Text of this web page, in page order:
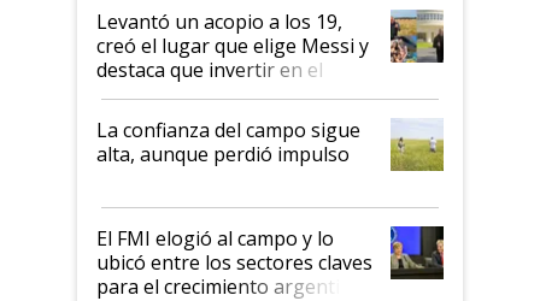
Levantó un acopio a los 19,
creó el lugar que elige Messi y
destaca que invertir en el
kirchnerismo era como "darle
plata a un hijo para droga":
Juan Félix Rossetti, el libertario
que de una dura crisis salió
de Milei
La confianza del campo sigue
alta, aunque perdió impulso
El FMI elogió al campo y lo
ubicó entre los sectores claves
para el crecimiento argentino